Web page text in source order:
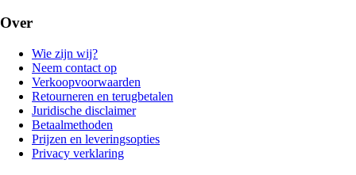
Over
Wie zijn wij?
Neem contact op
Verkoopvoorwaarden
Retourneren en terugbetalen
Juridische disclaimer
Betaalmethoden
Prijzen en leveringsopties
Privacy verklaring